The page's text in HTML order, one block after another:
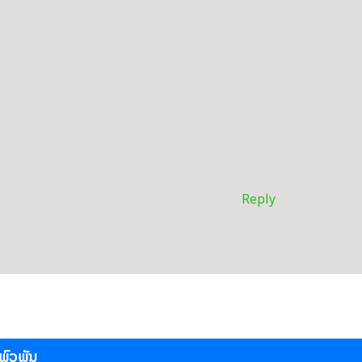
Reply
ວພັນ